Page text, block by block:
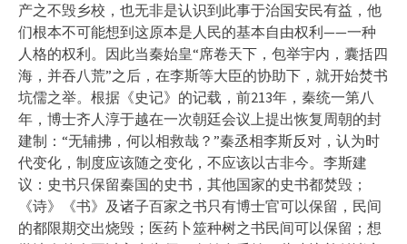
产之不毁乡校，也无非是认识到此事于治国安民有益，他
们根本不可能想到这原本是人民的基本自由权利——一种
人格的权利。因此当秦始皇“席卷天下，包举宇内，囊括四
海，并吞八荒”之后，在李斯等大臣的协助下，就开始焚书
坑儒之举。根据《史记》的记载，前213年，秦统一第八
年，博士齐人淳于越在一次朝廷会议上提出恢复周朝的封
建制：“无辅拂，何以相救哉？”秦丞相李斯反对，认为时
代变化，制度应该随之变化，不应该以古非今。李斯建
议：史书只保留秦国的史书，其他国家的史书都焚毁；
《诗》《书》及诸子百家之书只有博士官可以保留，民间
的都限期交出烧毁；医药卜筮种树之书民间可以保留；想